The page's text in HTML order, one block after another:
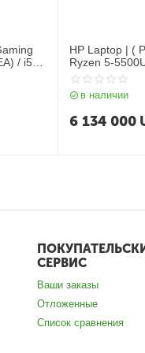
/ i5
GB /
HP Laptop | (
Ryzen 5-
DDR4 2DM
PCIe value |
Integrated
Narrow Border
в наличии
6 134 000
СЕРВИС
Ваши заказы
Отложенные
Список сравнения